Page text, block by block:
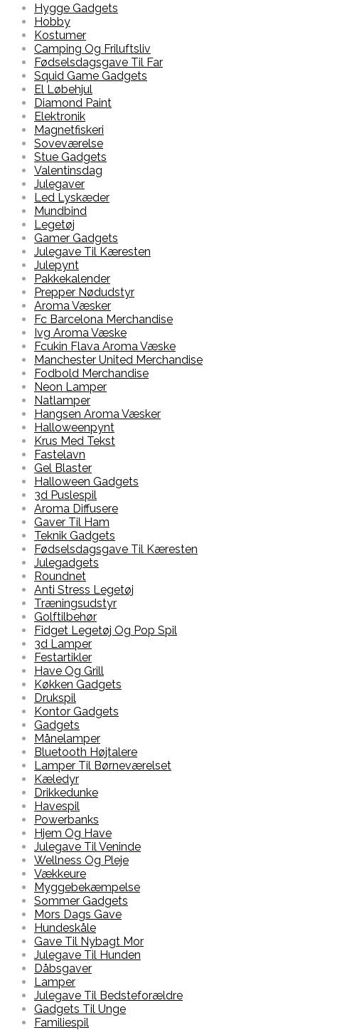
Hygge Gadgets
Hobby
Kostumer
Camping Og Friluftsliv
Fødselsdagsgave Til Far
Squid Game Gadgets
El Løbehjul
Diamond Paint
Elektronik
Magnetfiskeri
Soveværelse
Stue Gadgets
Valentinsdag
Julegaver
Led Lyskæder
Mundbind
Legetøj
Gamer Gadgets
Julegave Til Kæresten
Julepynt
Pakkekalender
Prepper Nødudstyr
Aroma Væsker
Fc Barcelona Merchandise
Ivg Aroma Væske
Fcukin Flava Aroma Væske
Manchester United Merchandise
Fodbold Merchandise
Neon Lamper
Natlamper
Hangsen Aroma Væsker
Halloweenpynt
Krus Med Tekst
Fastelavn
Gel Blaster
Halloween Gadgets
3d Puslespil
Aroma Diffusere
Gaver Til Ham
Teknik Gadgets
Fødselsdagsgave Til Kæresten
Julegadgets
Roundnet
Anti Stress Legetøj
Træningsudstyr
Golftilbehør
Fidget Legetøj Og Pop Spil
3d Lamper
Festartikler
Have Og Grill
Køkken Gadgets
Drukspil
Kontor Gadgets
Gadgets
Månelamper
Bluetooth Højtalere
Lamper Til Børneværelset
Kæledyr
Drikkedunke
Havespil
Powerbanks
Hjem Og Have
Julegave Til Veninde
Wellness Og Pleje
Vækkeure
Myggebekæmpelse
Sommer Gadgets
Mors Dags Gave
Hundeskåle
Gave Til Nybagt Mor
Julegave Til Hunden
Dåbsgaver
Lamper
Julegave Til Bedsteforældre
Gadgets Til Unge
Familiespil